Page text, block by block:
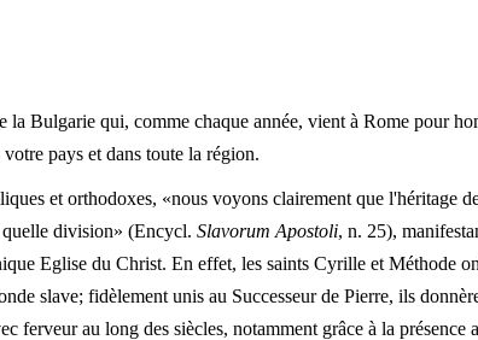
la Bulgarie qui, comme chaque année, vient à Rome pour
pays et dans toute la région.
et orthodoxes, «nous voyons clairement que l'héritage
division» (Encycl. Slavorum Apostoli, n. 25),
Eglise du Christ. En effet, les saints Cyrille et Méthode
slave; fidèlement unis au Successeur de Pierre, ils
ferveur au long des siècles, notamment grâce à la présence